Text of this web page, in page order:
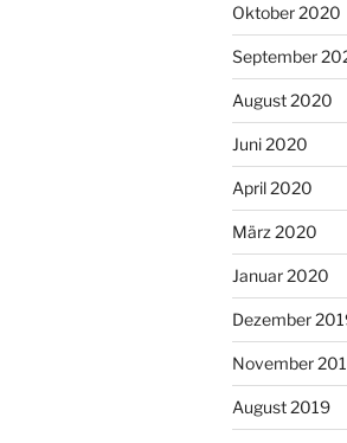
Oktober 2020
September
August 2020
Juni 2020
April 2020
März 2020
Januar 2020
Dezember
November
August 2019